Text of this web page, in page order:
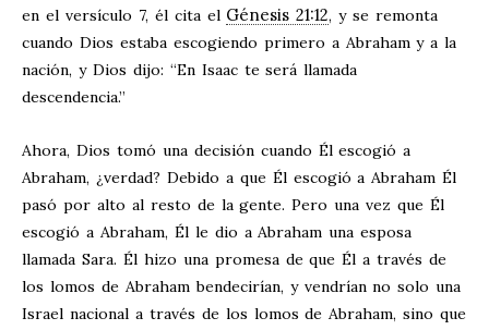
en el versículo 7, él cita el Génesis 21:12, y se remonta
cuando Dios estaba escogiendo primero a Abraham y a la
nación, y Dios dijo: “En Isaac te será llamada
descendencia.”
Ahora, Dios tomó una decisión cuando Él escogió a
Abraham, ¿verdad? Debido a que Él escogió a Abraham Él
pasó por alto al resto de la gente. Pero una vez que Él
escogió a Abraham, Él le dio a Abraham una esposa
llamada Sara. Él hizo una promesa de que Él a través de
los lomos de Abraham bendecirían, y vendrían no solo una
Israel nacional a través de los lomos de Abraham, sino que